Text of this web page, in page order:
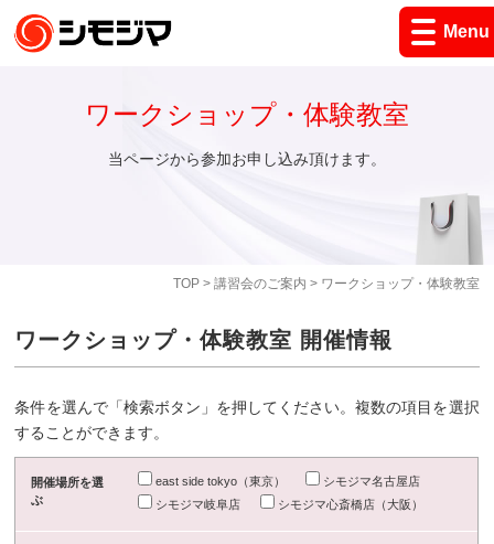
Menu
TOP> 講習会のご案内 > ワークショップ・体験教室
ワークショップ・体験教室
当ページから参加お申し込み頂けます。
ワークショップ・体験教室 開催情報
条件を選んで「検索ボタン」を押してください。複数の項目を選択
することができます。
開催場所を選
ぶ
east side tokyo（東京）
シモジマ名古屋店
シモジマ岐阜店
シモジマ心斎橋店（大阪）